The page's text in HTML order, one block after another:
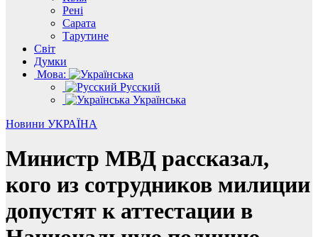
Рені
Сарата
Тарутине
Світ
Думки
Мова:
Русский
Українська
Новини УКРАЇНА
Министр МВД рассказал,
кого из сотрудников милиции
допустят к аттестации в